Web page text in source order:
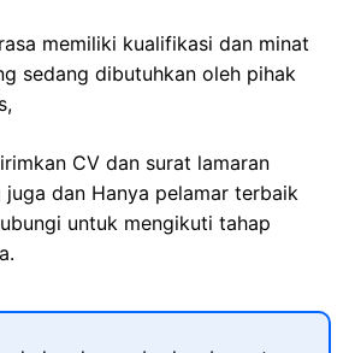
memiliki kualifikasi dan minat
sedang dibutuhkan oleh pihak
CV dan surat lamaran
juga dan Hanya pelamar terbaik
untuk mengikuti tahap